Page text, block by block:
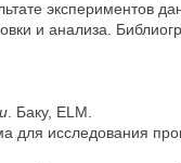
экспериментов
и анализа.
. Баку, ELM.
исследования